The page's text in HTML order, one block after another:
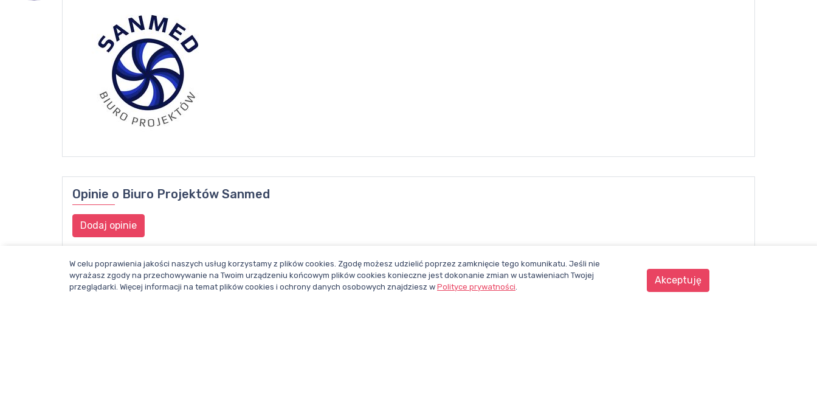
Opinie o Biuro Projektów Sanmed
Dodaj opinie
W celu poprawienia jakości naszych usług korzystamy z plików cookies. Zgodę możesz udzielić poprzez zamknięcie tego komunikatu. Jeśli nie
wyrażasz zgody na przechowywanie na Twoim urządzeniu końcowym plików cookies konieczne jest dokonanie zmian w ustawieniach Twojej
przeglądarki. Więcej informacji na temat plików cookies i ochrony danych osobowych znajdziesz w Polityce prywatności.
Akceptuję